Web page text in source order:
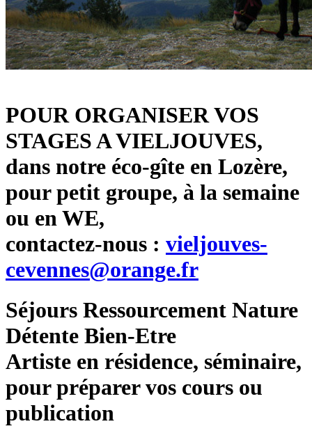
POUR ORGANISER VOS
STAGES A VIELJOUVES,
dans notre éco-gîte en Lozère,
pour petit groupe, à la semaine
ou en WE,
contactez-nous : vieljouves-
cevennes@orange.fr
Séjours Ressourcement Nature
Détente Bien-Etre
Artiste en résidence, séminaire,
pour préparer vos cours ou
publication